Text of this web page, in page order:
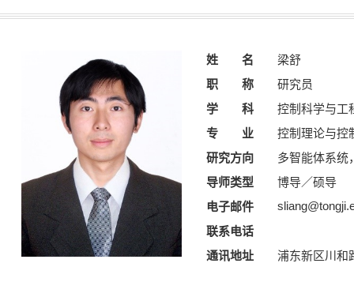
姓 名 梁舒
职 称 研究员
学 科 控制科学与工
专 业 控制理论与控
研究方向 多智能体系统
导师类型 博导／硕导
电子邮件
联系电话
通讯地址
浦东新区川和